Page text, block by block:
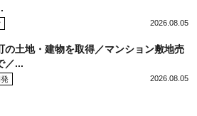
2026.08.05
の土地・建物を取得／マンション敷地売
／...
2026.08.05